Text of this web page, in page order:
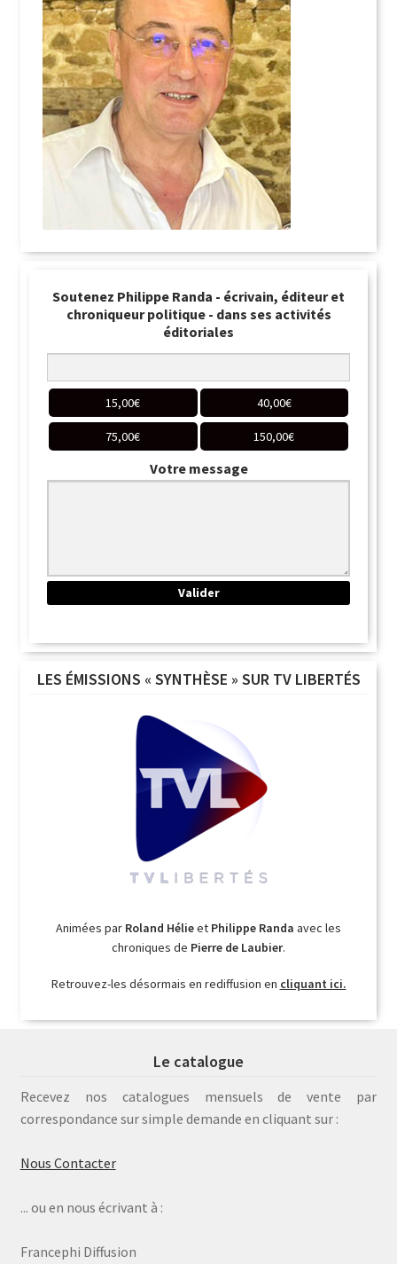
Soutenez Philippe Randa - écrivain, éditeur et
chroniqueur politique - dans ses activités
éditoriales
15,00€ 40,00€
75,00€ 150,00€
Votre message
LES ÉMISSIONS « SYNTHÈSE » SUR TV LIBERTÉS
Animées par Roland Hélieet Philippe Randa avec les
chroniques de Pierre de Laubier.
Retrouvez-les désormais en rediffusion en cliquant ici.
Le catalogue
Recevez nos catalogues mensuels de vente par
correspondance sur simple demande en cliquant sur :
Nous Contacter
... ou en nous écrivant à :
Francephi Diffusion